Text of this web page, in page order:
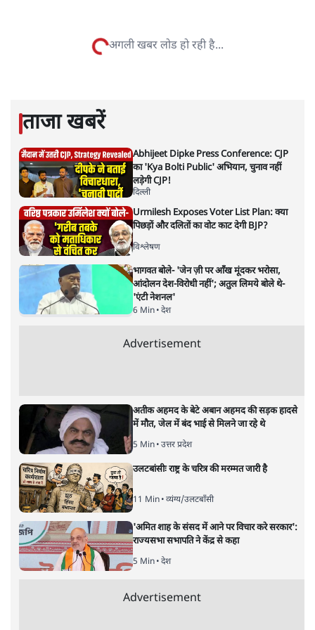
विश्लेषणात्मक और मानवीय स्वरों में से एक हैं। शिक्षा, समाज,
नतीजों पर परदे डालता घोषणा प्रधान
बजट!
यह बजट नीतिगत नतीजों से ज़्यादा घोषणाओं पर टिका क्यों दिखता
है? आंकड़ों, ज़मीनी हकीकत और वादों के बीच घोषणा-प्रधान बजट
की आलोचनात्मक पड़ताल।
केंद्रीय वित्तमंत्री निर्मला सीतारमण द्वारासंसद में प्रस्तुत साल
2026—27 का केंद्रीय बजट बीजेपी और प्रधानमंत्री नरेंद्र मोदी
द्वारा साल 2014 में जारी घोषणा पत्र की तरह वायदों का पुलिंदा
है। बजट में अधिकांश योजनाओं का साल—दो साल में तो